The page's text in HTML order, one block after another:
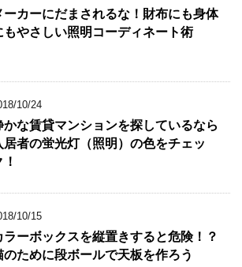
ーカーにだまされるな！財布にも身体
もやさしい照明コーディネート術
10/24
かな賃貸マンションを探しているなら
居者の蛍光灯（照明）の色をチェッ
10/15
ラーボックスを縦置きすると危険！？
のために段ボールで天板を作ろう